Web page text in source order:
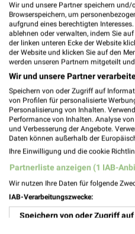
Apollo
Wir und unsere Partner speichern
Browserspeichern, um
aufgrund eines berechtigten
ablehnen oder verwalten, indem Sie
der linken unteren Ecke der Website
der Website und klicken Sie auf den
werden unseren Partnern mitgeteilt
Wir und unsere Partner
Speichern von oder Zugriff auf
von Profilen für personalisierte
Personalisierung von Inhalten.
Performance von Inhalten. Analyse
und Verbesserung der Angebote.
Daten können außerhalb der
Ihre Einwilligung und die cookie
Partnerliste anzeigen (1 IAB-
Wir nutzen Ihre Daten für folgende
IAB-Verarbeitungszwecke:
Speichern von oder Zugriff